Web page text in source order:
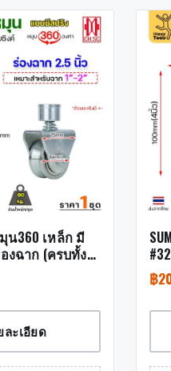
น360 เหล็ก มี
งฉาก (ครบทั้ง
ละเอียด
฿